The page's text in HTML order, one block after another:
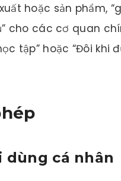
hoặc sản phẩm,
cho các cơ quan
tập” hoặc “Đôi khi
dùng cá nhân